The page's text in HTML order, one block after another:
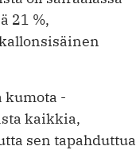
21 %,
kumota
kaikkia,
sen tapahduttua